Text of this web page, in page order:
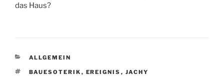
das Haus?
KATEGORIEN
ALLGEMEIN
SCHLAGWÖRTER
BAUESOTERIK , EREIGNIS , JACHY